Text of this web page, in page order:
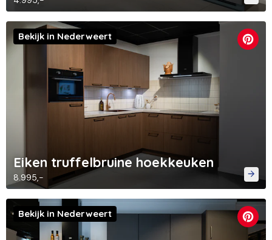
Eiken truffelbruine hoekkeuken
8.995,-
Bekijk in Nederweert
Bekijk in Nederweert